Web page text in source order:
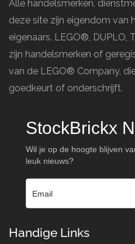
Alle handelsmerken,
deze site zijn eigendom van
eigenaars. LEGO®, DUPLO,
zijn handelsmerken of
van de LEGO® Company,
goedkeurt of onderschrijft.
StockBrickx
Wil je op de hoogte blijven
leuk nieuws?
Handige Links